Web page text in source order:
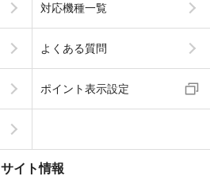
対応機種一覧
よくある質問
ポイント表示設定
サイト情報